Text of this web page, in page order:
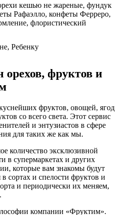
кешью не жареные, фундук
Рафаэлло, конфеты Ферреро,
флористический
Ребенку
орехов, фруктов и
фруктов, овощей, ягод
со всего света. Этот сервис
и энтузиастов в сфере
для таких же как мы.
количество эксклюзивной
в супермаркетах и других
которые вам знакомы будут
сортах и спелости фруктов и
и периодически их меняем,
компании «Фруктим».